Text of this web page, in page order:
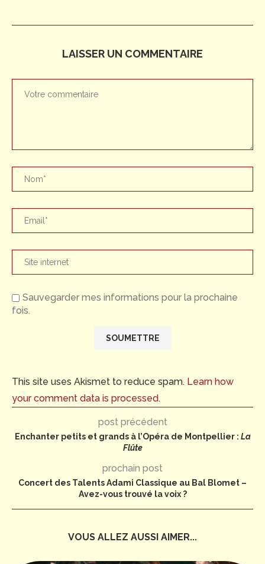
LAISSER UN COMMENTAIRE
Sauvegarder mes informations pour la prochaine
fois.
This site uses Akismet to reduce spam. Learn how
your comment data is processed.
post précédent
Enchanter petits et grands à l’Opéra de Montpellier : La
Flûte
prochain post
Concert des Talents Adami Classique au Bal Blomet –
Avez-vous trouvé la voix ?
VOUS ALLEZ AUSSI AIMER...